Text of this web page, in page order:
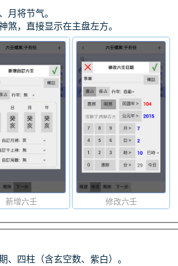
月将节气。
煞，直接显示在主盘左方。
新增六壬 修改六壬
、四柱（含玄空数、紫白）。